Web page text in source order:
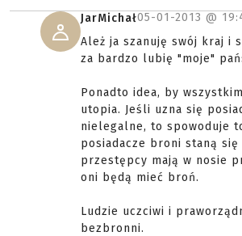
JarMichał05-01-2013 @
Ależ ja szanuję swój kraj i
za bardzo lubię "moje"
Ponadto idea, by
utopia. Jeśli uzna się
nielegalne, to spowoduje
posiadacze broni staną
przestępcy mają w nosie
oni będą mieć broń.
Ludzie uczciwi i
bezbronni.